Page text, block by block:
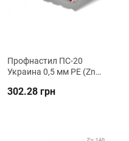
Профнастил ПC-20
Украина 0,5 мм РЕ (Zn
Металика
302.28 грн